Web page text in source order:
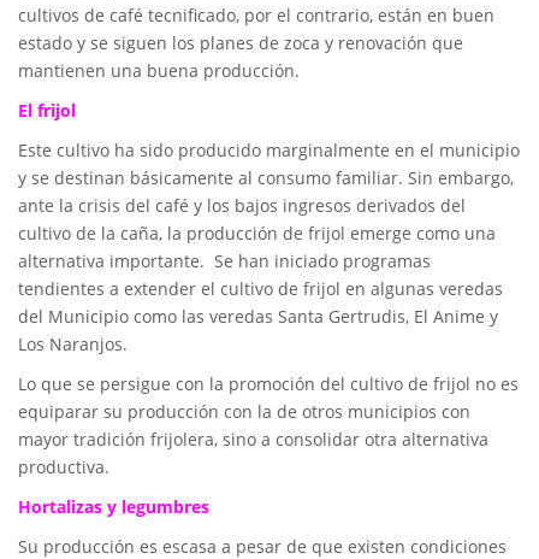
cultivos de café tecnificado, por el contrario, están en buen
estado y se siguen los planes de zoca y renovación que
mantienen una buena producción.
El frijol
Este cultivo ha sido producido marginalmente en el municipio
y se destinan básicamente al consumo familiar. Sin embargo,
ante la crisis del café y los bajos ingresos derivados del
cultivo de la caña, la producción de frijol emerge como una
alternativa importante. Se han iniciado programas
tendientes a extender el cultivo de frijol en algunas veredas
del Municipio como las veredas Santa Gertrudis, El Anime y
Los Naranjos.
Lo que se persigue con la promoción del cultivo de frijol no es
equiparar su producción con la de otros municipios con
mayor tradición frijolera, sino a consolidar otra alternativa
productiva.
Hortalizas y legumbres
Su producción es escasa a pesar de que existen condiciones